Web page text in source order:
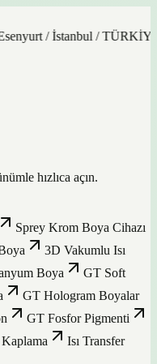
/ İstanbul / TÜRKİYE
hızlıca açın.
Sprey Krom Boya Cihazı
3D Vakumlu Isı
Boya
GT Soft
GT Hologram Boyalar
GT Fosfor Pigmenti
Isı Transfer